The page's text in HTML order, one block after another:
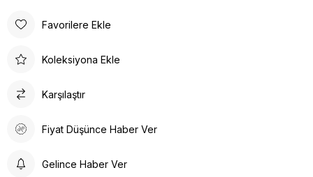
Favorilere Ekle
Koleksiyona Ekle
Karşılaştır
Fiyat Düşünce Haber Ver
Gelince Haber Ver